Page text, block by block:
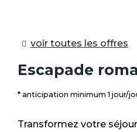
voir toutes les offres
Escapade
anticipation minimum 1 jour/
Transformez votre